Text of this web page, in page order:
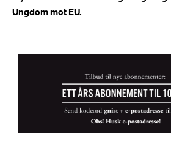
Ungdom mot EU.